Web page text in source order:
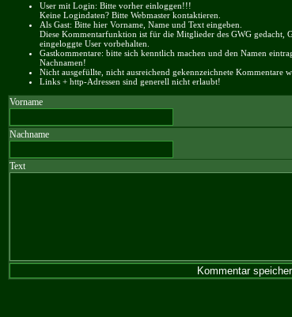
User mit Login: Bitte vorher einloggen!!!
Keine Logindaten? Bitte Webmaster kontaktieren.
Als Gast: Bitte hier Vorname, Name und Text eingeben.
Diese Kommentarfunktion ist für die Mitglieder des GWG
eingeloggte User vorbehalten.
Gastkommentare: bitte sich kenntlich machen und den Namen
Nachnamen!
Nicht ausgefüllte, nicht ausreichend gekennzeichnete Kommentare
Links + http-Adressen sind generell nicht erlaubt!
Vorname
Nachname
Text